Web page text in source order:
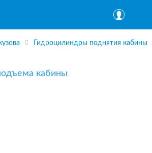
Гидроцилиндры поднятия кабины
кабины